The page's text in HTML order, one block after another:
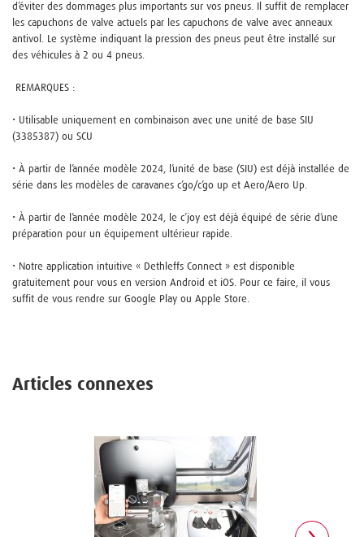
d’éviter des dommages plus importants sur vos pneus. Il suffit de remplacer
les capuchons de valve actuels par les capuchons de valve avec anneaux
antivol. Le système indiquant la pression des pneus peut être installé sur
des véhicules à 2 ou 4 pneus.
REMARQUES :
• Utilisable uniquement en combinaison avec une unité de base SIU
(3385387) ou SCU
• À partir de l’année modèle 2024, l’unité de base (SIU) est déjà installée de
série dans les modèles de caravanes c’go/c’go up et Aero/Aero Up.
• À partir de l’année modèle 2024, le c’joy est déjà équipé de série d’une
préparation pour un équipement ultérieur rapide.
• Notre application intuitive « Dethleffs Connect » est disponible
gratuitement pour vous en version Android et iOS. Pour ce faire, il vous
suffit de vous rendre sur Google Play ou Apple Store.
Articles connexes